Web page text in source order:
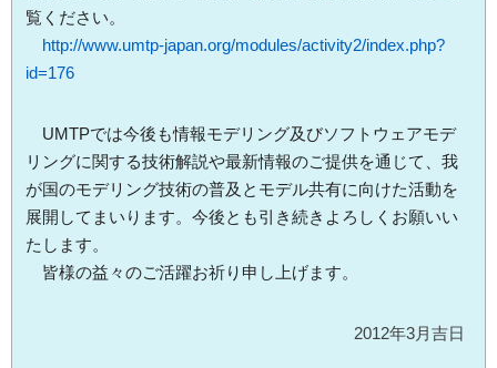
覧ください。
http://www.umtp-japan.org/modules/activity2/index.php?
id=176
UMTPでは今後も情報モデリング及びソフトウェアモデ
リングに関する技術解説や最新情報のご提供を通じて、我
が国のモデリング技術の普及とモデル共有に向けた活動を
展開してまいります。今後とも引き続きよろしくお願いい
たします。
皆様の益々のご活躍お祈り申し上げます。
2012年3月吉日